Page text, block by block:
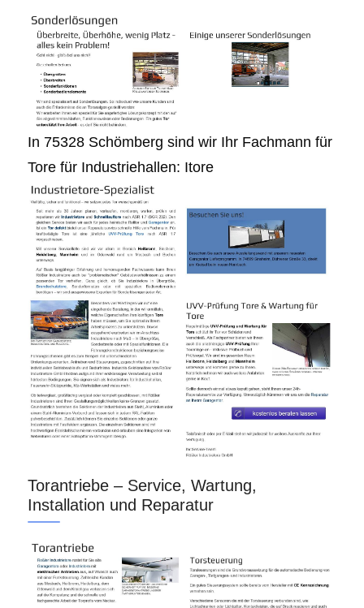
In 75328 Schömberg sind wir Ihr Fachmann für
Tore für Industriehallen: Itore
Torantriebe – Service, Wartung,
Installation und Reparatur